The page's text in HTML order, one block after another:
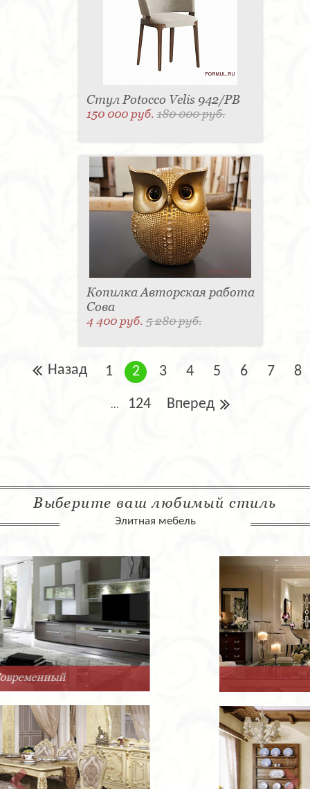
Стул Potocco Velis 942/PB
150 000 руб.180 000 руб.
Копилка Авторская работа
Сова
4 400 руб.5 280 руб.
Назад 1 2 3 4 5 6 7 8
... 124 Вперед
Выберите ваш любимый стиль
Элитная мебель